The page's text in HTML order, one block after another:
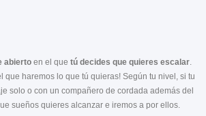
abierto en el que tú decides que quieres escalar.
que haremos lo que tú quieras! Según tu nivel, si tu
solo o con un compañero de cordada además del
sueños quieres alcanzar e iremos a por ellos.